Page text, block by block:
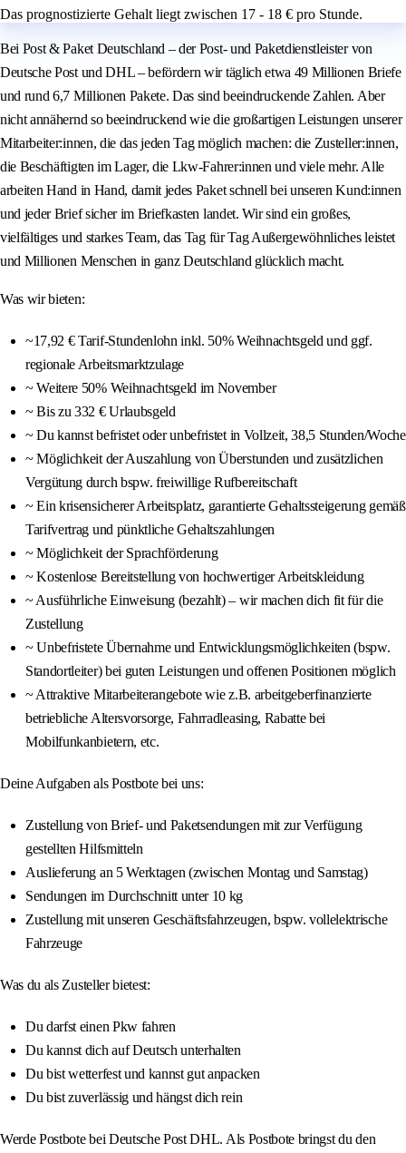
Das prognostizierte Gehalt liegt zwischen 17 - 18 € pro Stunde.
Bei Post & Paket Deutschland – der Post- und Paketdienstleister von
Deutsche Post und DHL – befördern wir täglich etwa 49 Millionen Briefe
und rund 6,7 Millionen Pakete. Das sind beeindruckende Zahlen. Aber
nicht annähernd so beeindruckend wie die großartigen Leistungen unserer
Mitarbeiter:innen, die das jeden Tag möglich machen: die Zusteller:innen,
die Beschäftigten im Lager, die Lkw-Fahrer:innen und viele mehr. Alle
arbeiten Hand in Hand, damit jedes Paket schnell bei unseren Kund:innen
und jeder Brief sicher im Briefkasten landet. Wir sind ein großes,
vielfältiges und starkes Team, das Tag für Tag Außergewöhnliches leistet
und Millionen Menschen in ganz Deutschland glücklich macht.
Was wir bieten:
~17,92 € Tarif-Stundenlohn inkl. 50% Weihnachtsgeld und ggf.
regionale Arbeitsmarktzulage
~ Weitere 50% Weihnachtsgeld im November
~ Bis zu 332 € Urlaubsgeld
~ Du kannst befristet oder unbefristet in Vollzeit, 38,5 Stunden/Woche
~ Möglichkeit der Auszahlung von Überstunden und zusätzlichen
Vergütung durch bspw. freiwillige Rufbereitschaft
~ Ein krisensicherer Arbeitsplatz, garantierte Gehaltssteigerung gemäß
Tarifvertrag und pünktliche Gehaltszahlungen
~ Möglichkeit der Sprachförderung
~ Kostenlose Bereitstellung von hochwertiger Arbeitskleidung
~ Ausführliche Einweisung (bezahlt) – wir machen dich fit für die
Zustellung
~ Unbefristete Übernahme und Entwicklungsmöglichkeiten (bspw.
Standortleiter) bei guten Leistungen und offenen Positionen möglich
~ Attraktive Mitarbeiterangebote wie z.B. arbeitgeberfinanzierte
betriebliche Altersvorsorge, Fahrradleasing, Rabatte bei
Mobilfunkanbietern, etc.
Deine Aufgaben als Postbote bei uns:
Zustellung von Brief- und Paketsendungen mit zur Verfügung
gestellten Hilfsmitteln
Auslieferung an 5 Werktagen (zwischen Montag und Samstag)
Sendungen im Durchschnitt unter 10 kg
Zustellung mit unseren Geschäftsfahrzeugen, bspw. vollelektrische
Fahrzeuge
Was du als Zusteller bietest:
Du darfst einen Pkw fahren
Du kannst dich auf Deutsch unterhalten
Du bist wetterfest und kannst gut anpacken
Du bist zuverlässig und hängst dich rein
Werde Postbote bei Deutsche Post DHL. Als Postbote bringst du den